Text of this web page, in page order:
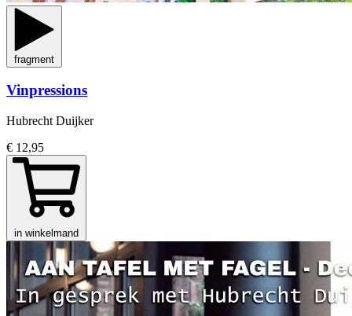
fragment
Vinpressions
Hubrecht Duijker
€ 12,95
in winkelmand